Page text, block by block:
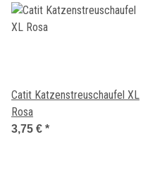
Catit Katzenstreuschaufel XL
Rosa
3,75 € *